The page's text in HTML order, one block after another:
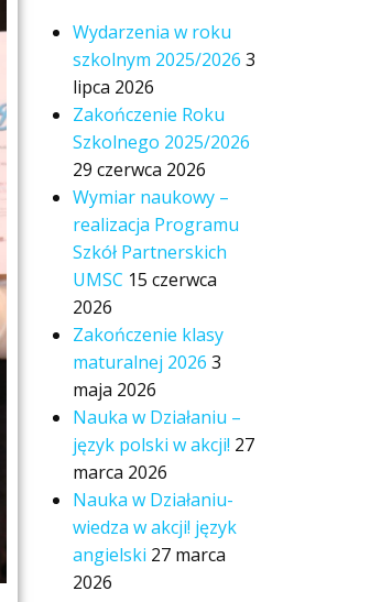
Wydarzenia w roku
szkolnym 2025/2026 3
lipca 2026
Zakończenie Roku
Szkolnego 2025/2026
29 czerwca 2026
Wymiar naukowy –
realizacja Programu
Szkół Partnerskich
UMSC 15 czerwca
2026
Zakończenie klasy
maturalnej 2026 3
maja 2026
Nauka w Działaniu –
język polski w akcji! 27
marca 2026
Nauka w Działaniu-
wiedza w akcji! język
angielski 27 marca
2026